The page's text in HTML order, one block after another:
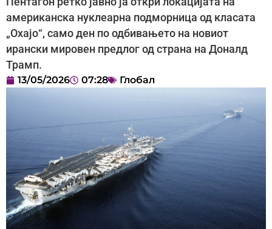
американска нуклеарна подморница од класата
„Охајо“, само ден по одбивањето на новиот
ирански мировен предлог од страна на Доналд
Трамп.
13/05/2026 07:28 Глобал